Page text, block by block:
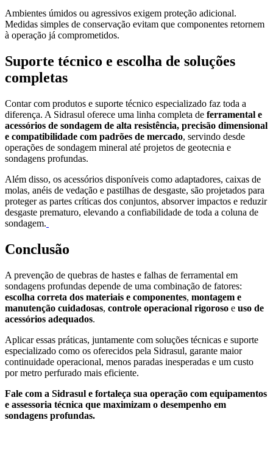
Ambientes úmidos ou agressivos exigem proteção adicional.
Medidas simples de conservação evitam que componentes retornem
à operação já comprometidos.
Suporte técnico e escolha de soluções
completas
Contar com produtos e suporte técnico especializado faz toda a
diferença. A Sidrasul oferece uma linha completa de ferramental e
acessórios de sondagem de alta resistência, precisão dimensional
e compatibilidade com padrões de mercado, servindo desde
operações de sondagem mineral até projetos de geotecnia e
sondagens profundas.
Além disso, os acessórios disponíveis como adaptadores, caixas de
molas, anéis de vedação e pastilhas de desgaste, são projetados para
proteger as partes críticas dos conjuntos, absorver impactos e reduzir
desgaste prematuro, elevando a confiabilidade de toda a coluna de
sondagem.
Conclusão
A prevenção de quebras de hastes e falhas de ferramental em
sondagens profundas depende de uma combinação de fatores:
escolha correta dos materiais e componentes, montagem e
manutenção cuidadosas, controle operacional rigoroso e uso de
acessórios adequados.
Aplicar essas práticas, juntamente com soluções técnicas e suporte
especializado como os oferecidos pela Sidrasul, garante maior
continuidade operacional, menos paradas inesperadas e um custo
por metro perfurado mais eficiente.
Fale com a Sidrasul e fortaleça sua operação com equipamentos
e assessoria técnica que maximizam o desempenho em
sondagens profundas.